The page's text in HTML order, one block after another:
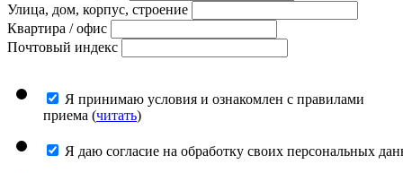
Улица, дом, корпус, строение
Квартира / офис
Почтовый индекс
Я принимаю условия и ознакомлен с правилами
приема (читать)
Я даю согласие на обработку своих персональных